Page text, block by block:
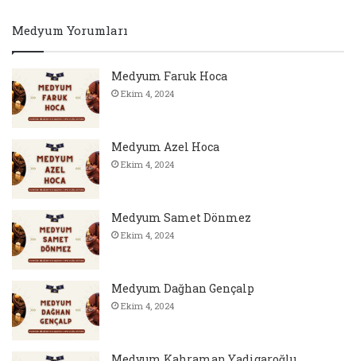
Medyum Yorumları
Medyum Faruk Hoca
Ekim 4, 2024
Medyum Azel Hoca
Ekim 4, 2024
Medyum Samet Dönmez
Ekim 4, 2024
Medyum Dağhan Gençalp
Ekim 4, 2024